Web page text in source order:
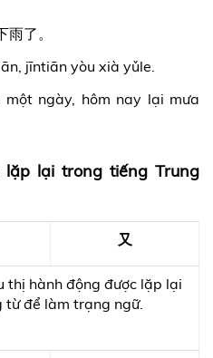
了。
jīntiān yòu xià yǔle.
ngày, hôm nay lại mưa
lại trong tiếng Trung
又
thị hành động được lặp lại
để làm trạng ngữ.